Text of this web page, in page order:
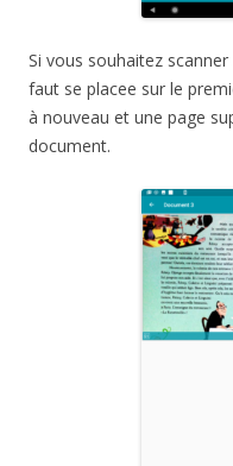
Si vous souhaitez
faut se placee sur le
à nouveau et une page
document.